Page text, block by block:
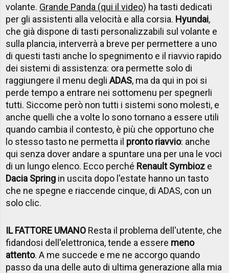
volante. Grande Panda (qui il video) ha tasti dedicati
per gli assistenti alla velocità e alla corsia. Hyundai,
che già dispone di tasti personalizzabili sul volante e
sulla plancia, interverrà a breve per permettere a uno
di questi tasti anche lo spegnimento e il riavvio rapido
dei sistemi di assistenza: ora permette solo di
raggiungere il menu degliADAS, ma da qui in poi si
perde tempo a entrare nei sottomenu per spegnerli
tutti. Siccome però non tutti i sistemi sono molesti, e
anche quelli che a volte lo sono tornano a essere utili
quando cambia il contesto, è più che opportuno che
lo stesso tasto ne permetta il pronto riavvio: anche
qui senza dover andare a spuntare una per una le voci
di un lungo elenco. Ecco perché Renault Symbioz e
Dacia Spring in uscita dopo l'estate hanno un tasto
che ne spegne e riaccende cinque, di ADAS, con un
solo clic.
IL FATTORE UMANO Resta il problema dell'utente, che
fidandosi dell'elettronica, tende a essere meno
attento. A me succede e me ne accorgo quando
passo da una delle auto di ultima generazione alla mia